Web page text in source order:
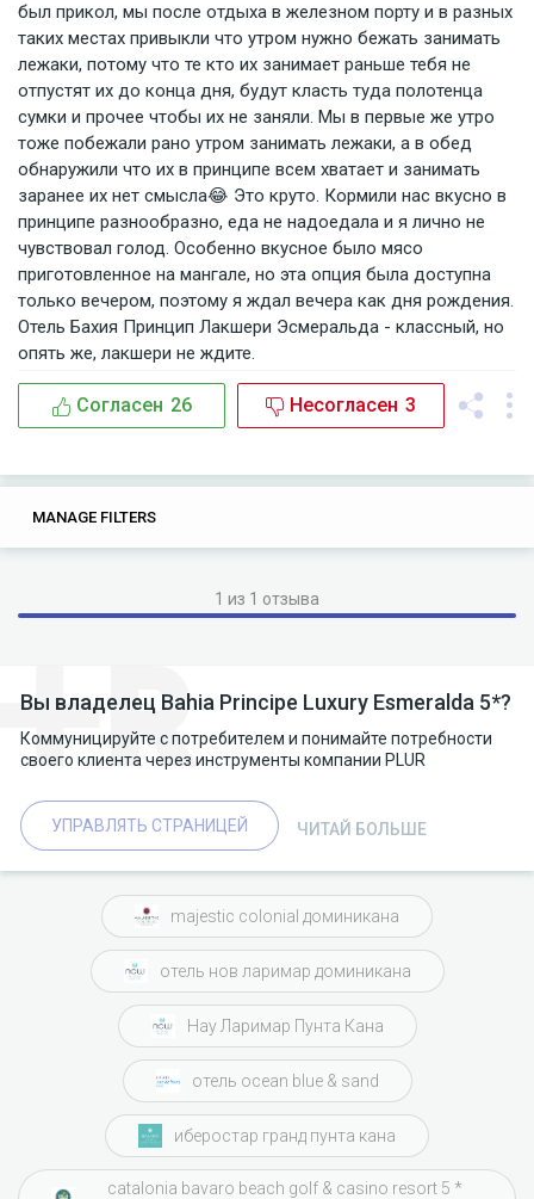
был прикол, мы после отдыха в железном порту и в разных
таких местах привыкли что утром нужно бежать занимать
лежаки, потому что те кто их занимает раньше тебя не
отпустят их до конца дня, будут класть туда полотенца
сумки и прочее чтобы их не заняли. Мы в первые же утро
тоже побежали рано утром занимать лежаки, а в обед
обнаружили что их в принципе всем хватает и занимать
заранее их нет смысла😂 Это круто. Кормили нас вкусно в
принципе разнообразно, еда не надоедала и я лично не
чувствовал голод. Особенно вкусное было мясо
приготовленное на мангале, но эта опция была доступна
только вечером, поэтому я ждал вечера как дня рождения.
Отель Бахия Принцип Лакшери Эсмеральда - классный, но
опять же, лакшери не ждите.
Согласен 26 Несогласен 3
TAGS 0
MANAGE FILTERS
1 из 1 отзыва
Вы владелец Bahia Principe Luxury Esmeralda 5*?
Коммуницируйте с потребителем и понимайте потребности
своего клиента через инструменты компании PLUR
УПРАВЛЯТЬ СТРАНИЦЕЙ ЧИТАЙ БОЛЬШЕ
majestic colonial доминикана
отель нов ларимар доминикана
Нау Ларимар Пунта Кана
отель ocean blue & sand
иберостар гранд пунта кана
catalonia bavaro beach golf & casino resort 5 *